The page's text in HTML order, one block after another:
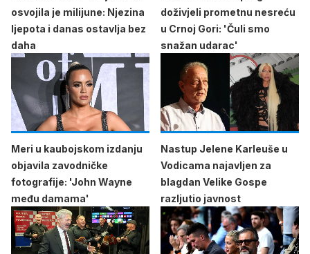
osvojila je milijune: Njezina
ljepota i danas ostavlja bez
daha
doživjeli prometnu nesreću
u Crnoj Gori: 'Čuli smo
snažan udarac'
Meri u kaubojskom izdanju
objavila zavodničke
fotografije: 'John Wayne
među damama'
Nastup Jelene Karleuše u
Vodicama najavljen za
blagdan Velike Gospe
razljutio javnost